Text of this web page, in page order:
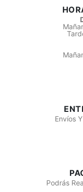
Envíos
Podrás